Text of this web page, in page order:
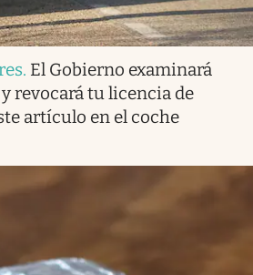
. El Gobierno examinará
revocará tu licencia de
artículo en el coche